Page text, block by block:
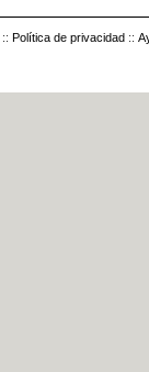
:: Política de privacidad ::